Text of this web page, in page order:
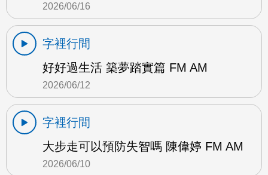
2026/06/16
字裡行間
好好過生活 築夢踏實篇 FM AM
2026/06/12
字裡行間
大步走可以預防失智嗎 陳偉婷 FM AM
2026/06/10